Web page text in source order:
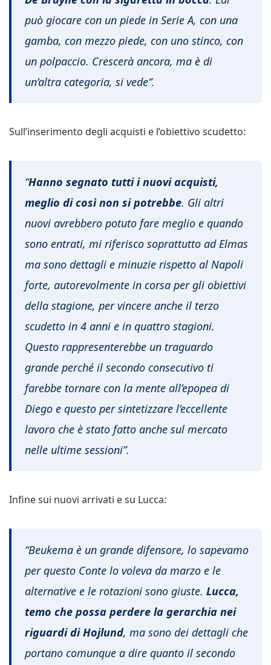
può giocare con un piede in Serie A, con una
gamba, con mezzo piede, con uno stinco, con
un polpaccio. Crescerà ancora, ma è di
un’altra categoria, si vede”.
Sull’inserimento degli acquisti e l’obiettivo scudetto:
“Hanno segnato tutti i nuovi acquisti,
meglio di così non si potrebbe. Gli altri
nuovi avrebbero potuto fare meglio e quando
sono entrati, mi riferisco soprattutto ad Elmas
ma sono dettagli e minuzie rispetto al Napoli
forte, autorevolmente in corsa per gli obiettivi
della stagione, per vincere anche il terzo
scudetto in 4 anni e in quattro stagioni.
Questo rappresenterebbe un traguardo
grande perché il secondo consecutivo ti
farebbe tornare con la mente all’epopea di
Diego e questo per sintetizzare l’eccellente
lavoro che è stato fatto anche sul mercato
nelle ultime sessioni”.
Infine sui nuovi arrivati e su Lucca:
“Beukema è un grande difensore, lo sapevamo
per questo Conte lo voleva da marzo e le
alternative e le rotazioni sono giuste. Lucca,
temo che possa perdere la gerarchia nei
riguardi di Hojlund, ma sono dei dettagli che
portano comunque a dire quanto il secondo